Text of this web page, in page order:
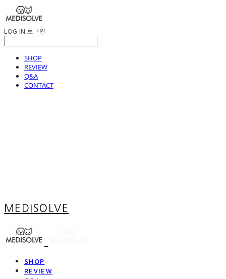
LOG IN 로그인
SHOP
REVIEW
Q&A
CONTACT
MEDISOLVE
SHOP
REVIEW